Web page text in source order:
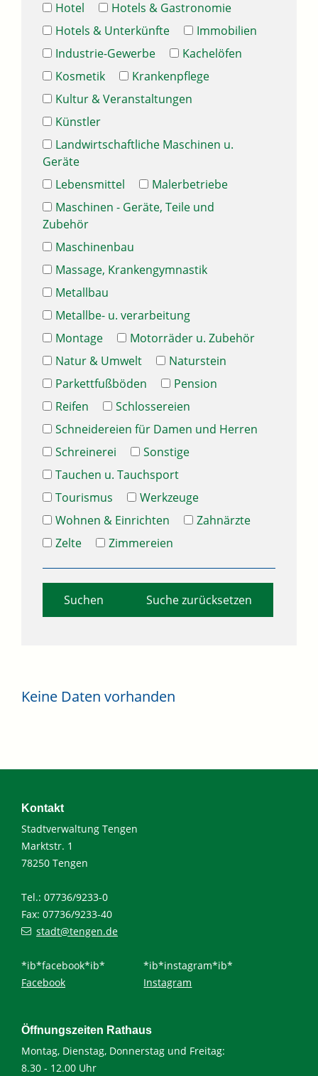
Hotel
Hotels & Gastronomie
Hotels & Unterkünfte
Immobilien
Industrie-Gewerbe
Kachelöfen
Kosmetik
Krankenpflege
Kultur & Veranstaltungen
Künstler
Landwirtschaftliche Maschinen u.
Geräte
Lebensmittel
Malerbetriebe
Maschinen - Geräte, Teile und
Zubehör
Maschinenbau
Massage, Krankengymnastik
Metallbau
Metallbe- u. verarbeitung
Montage
Motorräder u. Zubehör
Natur & Umwelt
Naturstein
Parkettfußböden
Pension
Reifen
Schlossereien
Schneidereien für Damen und Herren
Schreinerei
Sonstige
Tauchen u. Tauchsport
Tourismus
Werkzeuge
Wohnen & Einrichten
Zahnärzte
Zelte
Zimmereien
Suche zurücksetzen
Keine Daten vorhanden
Kontakt
Stadtverwaltung Tengen
Marktstr. 1
78250 Tengen
Tel.: 07736/9233-0
Fax: 07736/9233-40
stadt@tengen.de
*ib*facebook*ib*
Facebook
*ib*instagram*ib*
Instagram
Öffnungszeiten Rathaus
Montag, Dienstag, Donnerstag und Freitag:
8.30 - 12.00 Uhr